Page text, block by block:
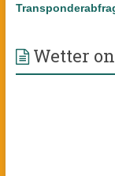
Wetter